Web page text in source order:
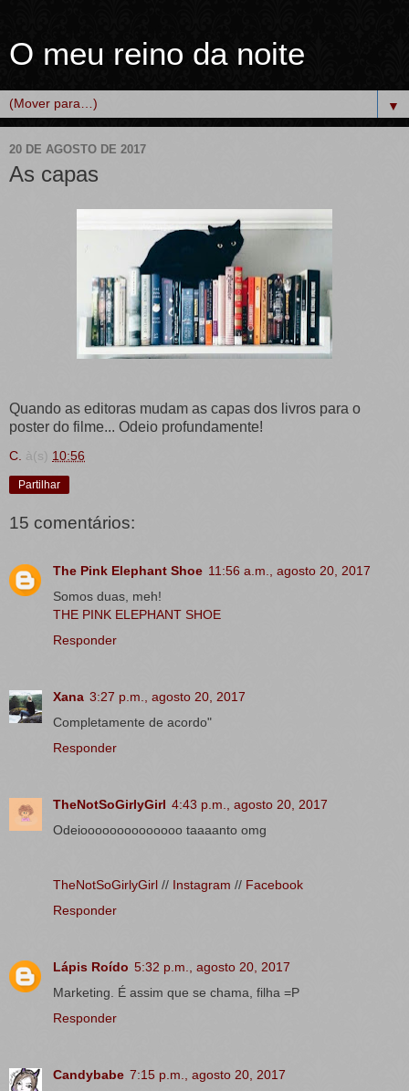
O meu reino da noite
▼
20 DE AGOSTO DE 2017
As capas
Quando as editoras mudam as capas dos livros para o
poster do filme... Odeio profundamente!
C. à(s) 10:56
Partilhar
15 comentários:
The Pink Elephant Shoe 11:56 a.m., agosto 20, 2017
Somos duas, meh!
THE PINK ELEPHANT SHOE
Responder
Xana 3:27 p.m., agosto 20, 2017
Completamente de acordo"
Responder
TheNotSoGirlyGirl 4:43 p.m., agosto 20, 2017
Odeioooooooooooooo taaaanto omg
TheNotSoGirlyGirl // Instagram // Facebook
Responder
Lápis Roído 5:32 p.m., agosto 20, 2017
Marketing. É assim que se chama, filha =P
Responder
Candybabe 7:15 p.m., agosto 20, 2017